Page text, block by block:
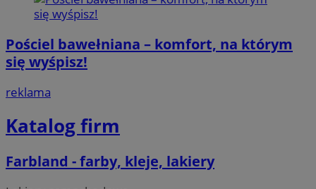
Pościel bawełniana – komfort, na którym
się wyśpisz!
reklama
Katalog firm
Farbland - farby, kleje, lakiery